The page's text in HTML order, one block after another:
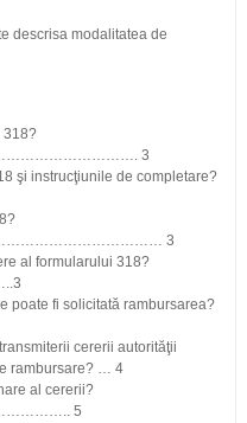
descrisa modalitatea de
318?
3
şi instrucţiunile de completare?
3
al formularului 318?
poate fi solicitată rambursarea?
cererii autorităţii
rambursare? … 4
al cererii?
5